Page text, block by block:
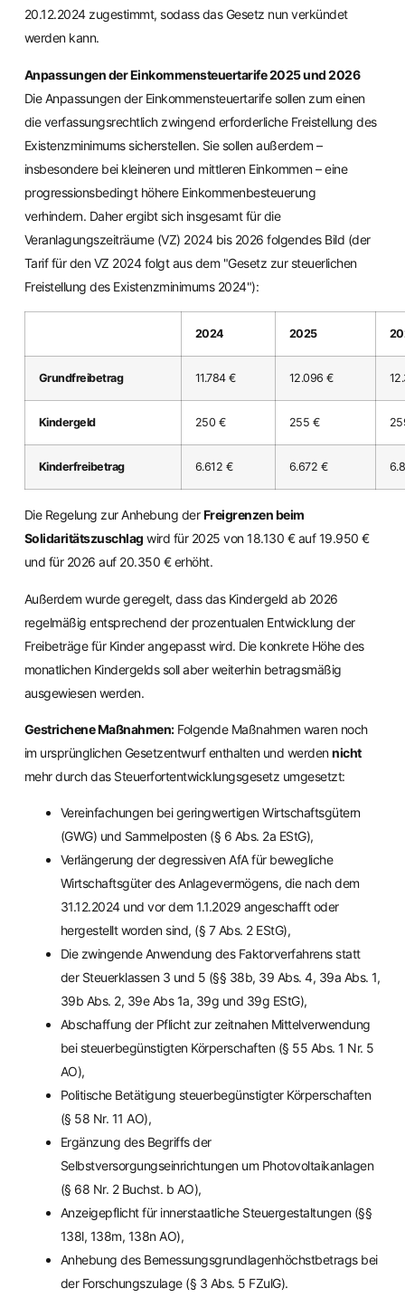
20.12.2024 zugestimmt, sodass das Gesetz nun verkündet
werden kann.
Anpassungen der Einkommensteuertarife 2025 und 2026
Die Anpassungen der Einkommensteuertarife sollen zum einen
die verfassungsrechtlich zwingend erforderliche Freistellung des
Existenzminimums sicherstellen. Sie sollen außerdem –
insbesondere bei kleineren und mittleren Einkommen – eine
progressionsbedingt höhere Einkommenbesteuerung
verhindern. Daher ergibt sich insgesamt für die
Veranlagungszeiträume (VZ) 2024 bis 2026 folgendes Bild (der
Tarif für den VZ 2024 folgt aus dem "Gesetz zur steuerlichen
Freistellung des Existenzminimums 2024"):
2024 2025
Grundfreibetrag 11.784 € 12.096 €
Kindergeld 250 € 255 €
Kinderfreibetrag 6.612 € 6.672 €
Die Regelung zur Anhebung derFreigrenzen beim
Solidaritätszuschlag wird für 2025 von 18.130 € auf 19.950 €
und für 2026 auf 20.350 € erhöht.
Außerdem wurde geregelt, dass das Kindergeld ab 2026
regelmäßig entsprechend der prozentualen Entwicklung der
Freibeträge für Kinder angepasst wird. Die konkrete Höhe des
monatlichen Kindergelds soll aber weiterhin betragsmäßig
ausgewiesen werden.
Gestrichene Maßnahmen:Folgende Maßnahmen waren noch
im ursprünglichen Gesetzentwurf enthalten und werdennicht
mehr durch das Steuerfortentwicklungsgesetz umgesetzt:
Vereinfachungen bei geringwertigen Wirtschaftsgütern
(GWG) und Sammelposten (§ 6 Abs. 2a EStG),
Verlängerung der degressiven AfA für bewegliche
Wirtschaftsgüter des Anlagevermögens, die nach dem
31.12.2024 und vor dem 1.1.2029 angeschafft oder
hergestellt worden sind, (§ 7 Abs. 2 EStG),
Die zwingende Anwendung des Faktorverfahrens statt
der Steuerklassen 3 und 5 (§§ 38b, 39 Abs. 4, 39a Abs. 1,
39b Abs. 2, 39e Abs 1a, 39g und 39g EStG),
Abschaffung der Pflicht zur zeitnahen Mittelverwendung
bei steuerbegünstigten Körperschaften (§ 55 Abs. 1 Nr. 5
AO),
Politische Betätigung steuerbegünstigter Körperschaften
(§ 58 Nr. 11 AO),
Ergänzung des Begriffs der
Selbstversorgungseinrichtungen um Photovoltaikanlagen
(§ 68 Nr. 2 Buchst. b AO),
Anzeigepflicht für innerstaatliche Steuergestaltungen (§§
138l, 138m, 138n AO),
Anhebung des Bemessungsgrundlagenhöchstbetrags bei
der Forschungszulage (§ 3 Abs. 5 FZulG).